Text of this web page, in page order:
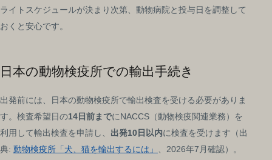
ライトスケジュールが決まり次第、動物病院と投与日を調整して
おくと安心です。
日本の動物検疫所での輸出手続き
出発前には、日本の動物検疫所で輸出検査を受ける必要がありま
す。検査希望日の14日前までにNACCS（動物検疫関連業務）を
利用して輸出検査を申請し、 出発10日以内に検査を受けます（出
典: 動物検疫所「犬、猫を輸出するには」
、2026年7月確認）。